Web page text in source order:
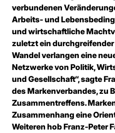
verbundenen
Arbeits- und
und wirtschaftliche
zuletzt ein
Wandel verlangen eine
Netzwerke von Politik,
und Gesellschaft“, sagte
des Markenverbandes, zu
Zusammentreffens.
Zusammenhang eine
Weiteren hob Franz-Peter